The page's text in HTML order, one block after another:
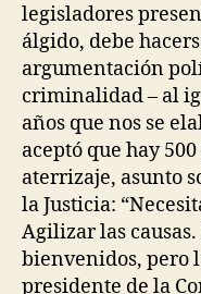
legisladores
álgido, debe
argumentación
criminalidad – al
años que nos se
aceptó que hay
aterrizaje, asunto
la Justicia:
Agilizar las
bienvenidos, pero
presidente de la